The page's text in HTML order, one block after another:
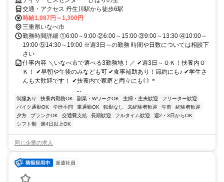
交通・アクセス 丹生川駅から徒歩6駅
時給1,087円～1,300円
三重県いなべ市
勤務時間詳細 ①6:00～9:00 ②6:00～15:00 ③9:00～13:30 ④10:00～
19:00 ⑤14:30～19:00 ※週3日～の勤務 時間や日数については相談下
さい
仕事内容 ＼いなべ市で選べる3勤務地！／ ✔週3日～ＯＫ！扶養内Ｏ
Ｋ！ ✔早朝や午後のみなども可 ✔食事補助あり！節約にも♪ ✔学生さ
んも大歓迎です！ ✔扶養内で家庭と両立にも◎ ＊
―――――――――...
制服あり 扶養内勤務OK 副業・WワークOK 主婦・主夫歓迎
フリーター歓迎
バイク通勤OK
学歴不問 車通勤OK 転勤なし 未経験者歓迎 午前
経験者歓迎
夕方
ブランクOK 交通費支給 長期歓迎 フルタイム歓迎
週2・3日からOK
シフト制
週4日以上OK
同じ企業の求人
派遣社員